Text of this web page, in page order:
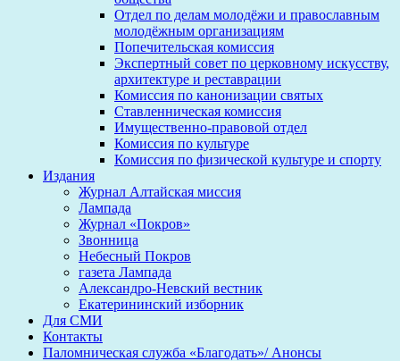
Отдел по делам молодёжи и православным
молодёжным организациям
Попечительская комиссия
Экспертный совет по церковному искусству,
архитектуре и реставрации
Комиссия по канонизации святых
Ставленническая комиссия
Имущественно-правовой отдел
Комиссия по культуре
Комиссия по физической культуре и спорту
Издания
Журнал Алтайская миссия
Лампада
Журнал «Покров»
Звонница
Небесный Покров
газета Лампада
Александро-Невский вестник
Екатерининский изборник
Для СМИ
Контакты
Паломническая служба «Благодать»/ Анонсы